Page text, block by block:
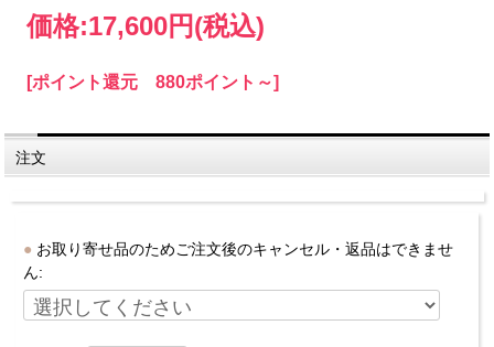
価格:17,600円(税込)
[ポイント還元 880ポイント～]
注文
お取り寄せ品のためご注文後のキャンセル・返品はできませ
ん: